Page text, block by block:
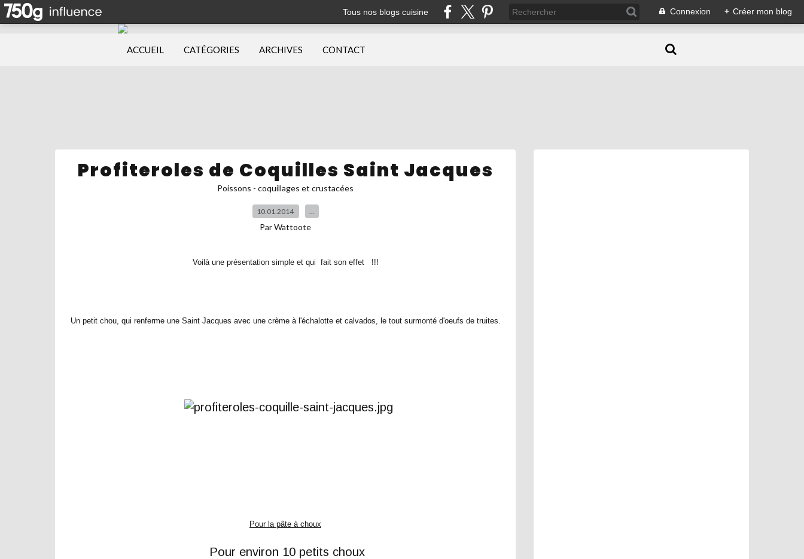
Tous nos blogs cuisine Connexion + Créer mon blog
ACCUEIL CATÉGORIES ARCHIVES CONTACT
Profiteroles de Coquilles Saint Jacques
Poissons - coquillages et crustacées
10.01.2014 …
Par Wattoote
Voilà une présentation simple et qui fait son effet !!!
Un petit chou, qui renferme une Saint Jacques avec une crème à l'échalotte et calvados, le tout surmonté d'oeufs de truites.
Pour la pâte à choux
Pour environ 10 petits choux